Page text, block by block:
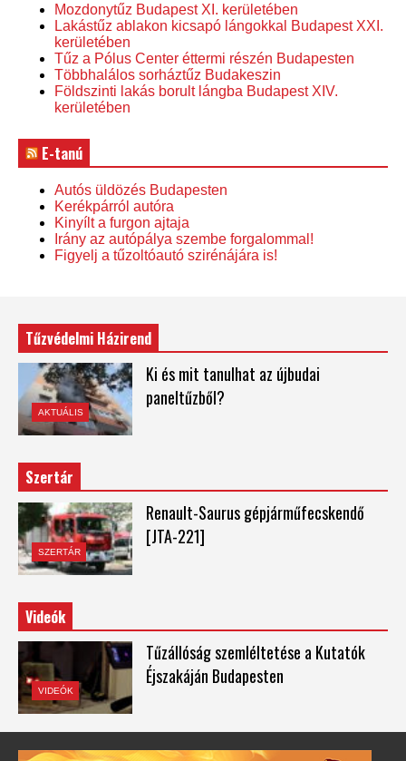
Mozdonytűz Budapest XI. kerületében
Lakástűz ablakon kicsapó lángokkal Budapest XXI.
kerületében
Tűz a Pólus Center éttermi részén Budapesten
Többhalálos sorháztűz Budakeszin
Földszinti lakás borult lángba Budapest XIV.
kerületében
E-tanú
Autós üldözés Budapesten
Kerékpárról autóra
Kinyílt a furgon ajtaja
Irány az autópálya szembe forgalommal!
Figyelj a tűzoltóautó szirénájára is!
Tűzvédelmi Házirend
AKTUÁLIS
Ki és mit tanulhat az újbudai
paneltűzből?
Szertár
SZERTÁR
Renault-Saurus gépjárműfecskendő
[JTA-221]
Videók
VIDEÓK
Tűzállóság szemléltetése a Kutatók
Éjszakáján Budapesten